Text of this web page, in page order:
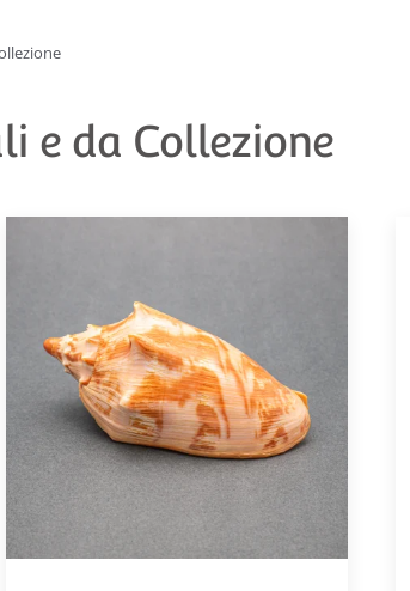
e da Collezione